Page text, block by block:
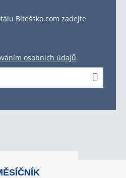
Bítešsko.com zadejte
osobních údajů.